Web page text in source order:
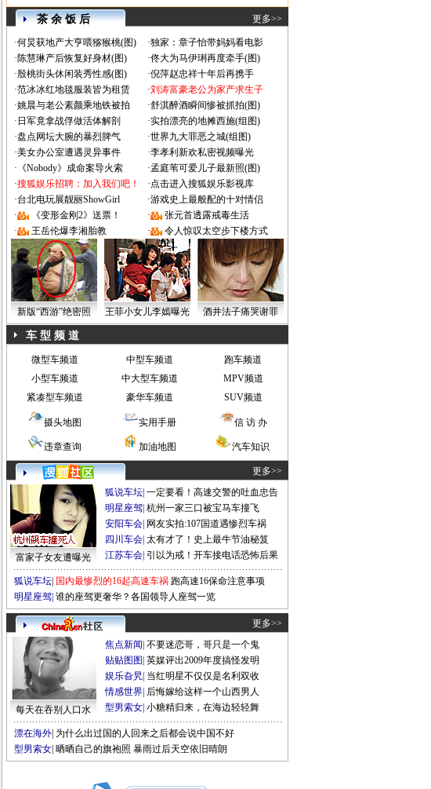
茶 余 饭 后 更多>>
·何炅获地产大亨喂猕猴桃(图) ·独家：章子怡带妈妈看电影
·陈慧琳产后恢复好身材(图) ·佟大为马伊琍再度牵手(图)
·殷桃街头休闲装秀性感(图) ·倪萍赵忠祥十年后再携手
·范冰冰红地毯服装皆为租赁 ·刘涛富豪老公为家产求生子
·姚晨与老公素颜乘地铁被拍 ·舒淇醉酒瞬间惨被抓拍(图)
· 日军竟拿战俘做活体解剖 ·实拍漂亮的地摊西施(组图)
·盘点网坛大腕的暴烈脾气 ·世界九大罪恶之城(组图)
·美女办公室遭遇灵异事件 ·李孝利新欢私密视频曝光
· 《Nobody》成命案导火索 ·孟庭苇可爱儿子最新照(图)
·搜狐娱乐招聘：加入我们吧！ ·点击进入搜狐娱乐影视库
·台北电玩展靓丽ShowGirl ·游戏史上最般配的十对情侣
·
《变形金刚2》送票！ ·
张元首透露戒毒生活
·
王岳伦爆李湘胎教 · 令人惊叹太空步下楼方式
新版“西游”绝密照 王菲小女儿李嫣曝光 酒井法子痛哭谢罪
车 型 频 道
微型车频道 中型车频道
跑车频道
小型车频道
中大型车频道
MPV频道
紧凑型车频道
豪华车频道 SUV频道
摄头地图 实用手册 信 访 办
违章查询 加油地图 汽车知识
更多>>
富家子女友遭曝光
狐说车坛 一定要看！高速交警的吐血忠告
明星座驾 杭州一家三口被宝马车撞飞
安阳车会 网友实拍:107国道遇惨烈车祸
四川车会 太有才了！史上最牛节油秘笈
江苏车会 引以为戒！开车接电话恐怖后果
狐说车坛 国内最惨烈的16起高速车祸 跑高速16保命注意事项
明星座驾 谁的座驾更奢华？各国领导人座驾一览
更多>>
每天在吞别人口水
焦点新闻 不要迷恋哥，哥只是一个鬼
贴贴图图 英媒评出2009年度搞怪发明
娱乐旮旯 当红明星不仅仅是名利双收
情感世界 后悔嫁给这样一个山西男人
型男索女 小糖精归来，在海边轻轻舞
漂在海外 为什么出过国的人回来之后都会说中国不好
型男索女 晒晒自己的旗袍照 暴雨过后天空依旧晴朗